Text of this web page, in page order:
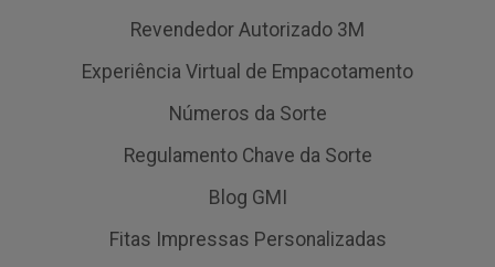
Revendedor Autorizado 3M
Experiência Virtual de Empacotamento
Números da Sorte
Regulamento Chave da Sorte
Blog GMI
Fitas Impressas Personalizadas